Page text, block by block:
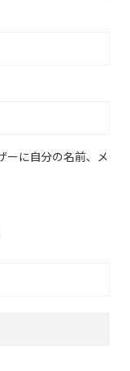
ーに自分の名前、メ